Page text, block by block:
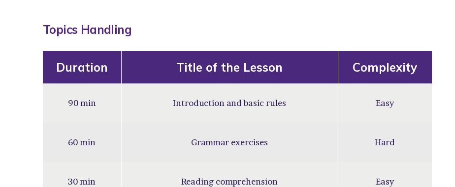
Topics Handling
Duration Title of the Lesson Complexity
90 min Introduction and basic rules Easy
60 min Grammar exercises Hard
30 min Reading comprehension Easy